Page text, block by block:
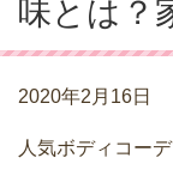
味とは？
2020年2月16日
人気ボディコー